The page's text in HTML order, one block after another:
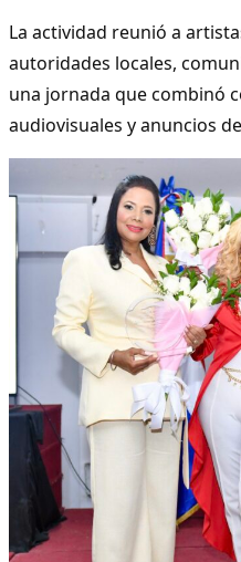
La actividad reunió a
autoridades locales,
una jornada que combinó
audiovisuales y anuncios